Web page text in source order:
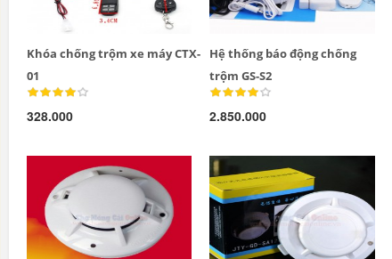
Khóa chống trộm xe máy CTX-
01
328.000
Hệ thống báo động chống
trộm GS-S2
2.850.000